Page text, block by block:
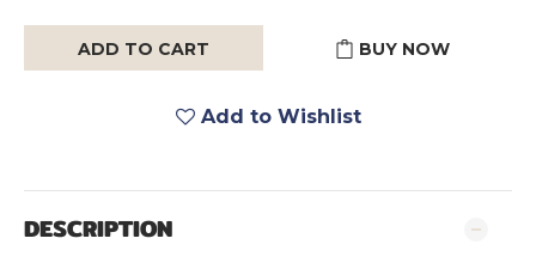
ADD TO CART BUY NOW
Add to Wishlist
DESCRIPTION